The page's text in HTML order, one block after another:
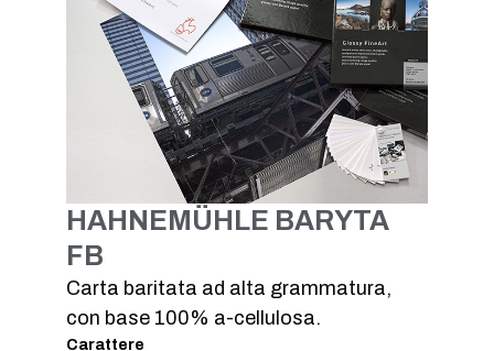
HAHNEMÜHLE BARYTA
FB
Carta baritata ad alta grammatura,
con base 100% a-cellulosa.
Carattere